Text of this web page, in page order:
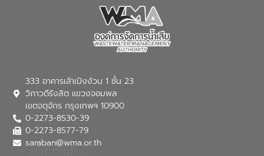
(อจน.) มาผสานกับประสบการณ์และ
เทคโนโลยีโครงข่ายน้ำครบวงจรในพื้นที่ EEC
ของอีสท์ วอเตอร์ เพื่อร่วมกันศึกษา
เทคโนโลยีการปรับปรุงคุณภาพน้ำ (Water
Reuse) และพัฒนารูปแบบการดำเนินงาน
ใช้น้ำที่พุ่งสูงขึ้นจากการขยายตัวของ
การองค์การจัดการน้ำเสีย กล่าวถึงภารกิจ
333 อาคารเล้าเป้งง้วน 1 ชั้น 23
วิภาวดีรังสิต แขวงจอมพล
เขตจตุจักร กรุงเทพฯ 10900
0-2273-8530-39
0-2273-8577-79
saraban@wma.or.th